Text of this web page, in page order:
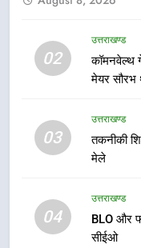
02
उत्तराखण्ड
कॉमनवेल्थ
मेयर सौरभ
03
उत्तराखण्ड
तकनीकी
मेले
04
उत्तराखण्ड
BLO और
सीईओ
6